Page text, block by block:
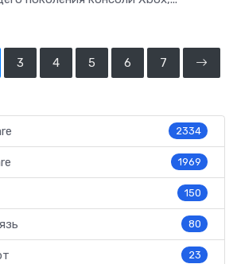
3 4 5 6 7
2334
1969
150
80
23